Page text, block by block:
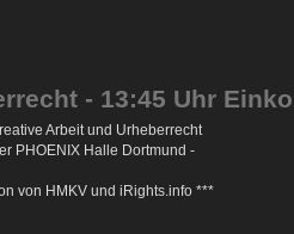
- 13:45 Uhr
Arbeit und Urheberrecht
PHOENIX Halle Dortmund -
von HMKV und iRights.info ***